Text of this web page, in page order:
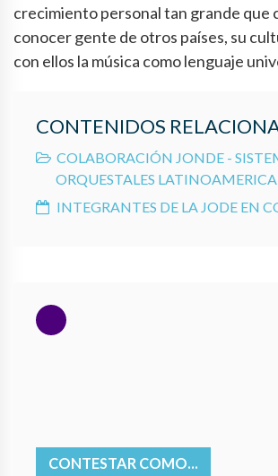
crecimiento personal tan grande que
conocer gente de otros países, su
con ellos la música como lenguaje
CONTENIDOS
COLABORACIÓN JONDE -
ORQUESTALES
INTEGRANTES DE LA JODE EN
CONTESTAR COMO...